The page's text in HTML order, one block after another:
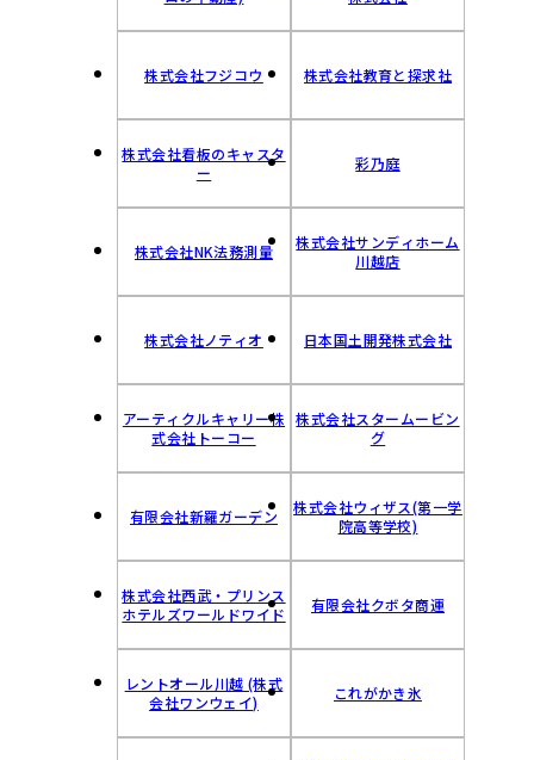
株式会社フジコウ 株式会社教育と探求社
株式会社看板のキャスタ
ー
彩乃庭
株式会社NK法務測量
株式会社サンディホーム
川越店
株式会社ノティオ 日本国土開発株式会社
アーティクルキャリー株
式会社トーコー
株式会社スタームービン
グ
有限会社新羅ガーデン
株式会社ウィザス(第一学
院高等学校)
株式会社西武・プリンス
ホテルズワールドワイド
有限会社クボタ商運
レントオール川越 (株式
会社ワンウェイ)
これがかき氷